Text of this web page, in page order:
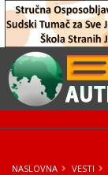
NASLOVNA VESTI